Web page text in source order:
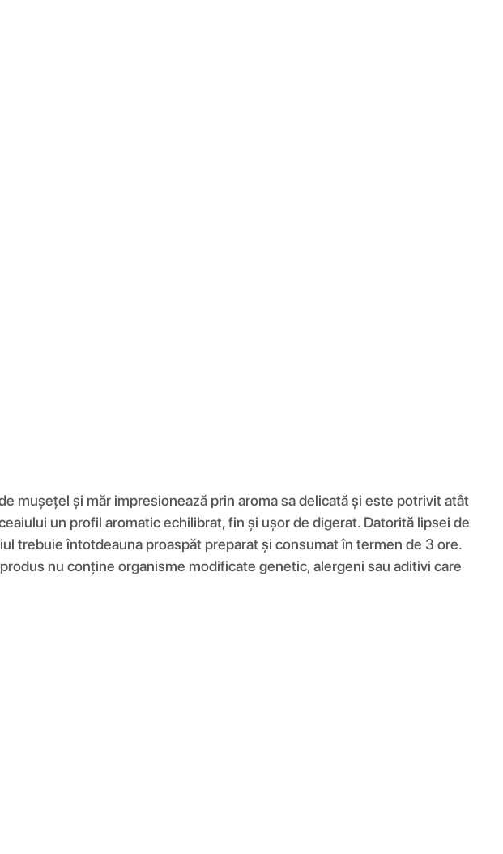
mușețel și măr impresionează prin aroma sa delicată și este potrivit atât
un profil aromatic echilibrat, fin și ușor de digerat. Datorită lipsei de
trebuie întotdeauna proaspăt preparat și consumat în termen de 3 ore.
nu conține organisme modificate genetic, alergeni sau aditivi care